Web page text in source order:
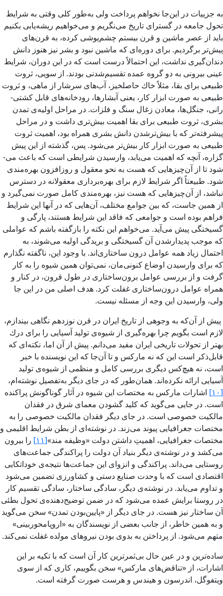
به جزییات در این‌جا نخواهم پرداخت ولی به‌طور کلی وقتی به شرایط
تحول جامعه در گسترای تاریخ می‌­نگریم و می­‌خواهیم ریشه‌یابی بكنیم
باید از عصر ماشین و قرن بیستم چشم­‌پوشی كرده، به قرن‌­های
پیش‌تر برگردیم. برای دوره‌­ای كه ماشین نبود و بشر نیز هنوز دانش
دندان‌­گیری نداشت، این احتمالاً درست است كه در این دوران، شرایط
عینی بیرونی به دو گروه عمده تقسیم­‌شدنی بودند. از سویی، ثروت
طبیعی برای بقا، مثلاً خاك حاصلخیز، آب‌های سرشار از ماهی، و ثروت
طبیعی به صورت ابزار كار، یعنی آبشارها، رودخانه‌­های قابل كشتی‌­
رانی، جنگل­‌ها، معادن زغال سنگ و فلزات. در مراحل اولیه‌­ی تمدن
بشری، ثروت طبیعی برای بقا اهمیت بیش‌تری داشت و در مراحل
پیشرفته‌­تر كه با بیش‌ترشدن دانش بشری همراه بود، اهمیت ثروت
طبیعی به صورت ابزار كار بیش‌تر می­‌شود. پس، گذشته از این پیش­‌
گزاره، آنچه كه اهمیت می‌یابد، وارسیدن شرایطی است كه باعث می‌­
شود تا از آن‌چیز­هایی كه هست به نحو معقول و روزافزون بهر‌ه‌­مندی
شود. طبیعتاً اگر شرایط لازم برای بهره­‌برداری معقولانه در دسترس
نباشد، از آن‌چیزهایی كه هست نیز، بهره‌­مندی كامل صورت نمی­‌گیرد و
از همین جاست، كه بین جوامع مختلف، آن‌هایی كه در آنها این شرایط
فراهم بوده است و جوامعی كه فاقد این شرایط هستند، پارگی و
گسیختگی پیش می­‌آید. می‌­خواهم این نكته را بازگفته باشم كه عواملی
كه موجب پدیدارشدن آن گسیختگی و بریدگی اولیه می‌­شوند، به
احتمال زیاد همه عوامل درون ساختاری‌­اند. با وجود این، ناگفته نگذارم
كه برای وارسیدن اوضاع كنونی‌­مان،‌ نمی‌­توان همین شیوه­ را به كار
گرفت و از بررسی عوامل برون‌­ساختاری در طول قرون، در كنار و
همراه عوامل درون­‌ساختاری غفلت كرد. هدف اصلی من در این جا
ولی، وارسیدن این وجه از مسئله نیست.
پیش از آن‌كه به وجوهی از تاریخ ایران در قرن نوزدهم نگاهی بیندازم،
لازم است بگویم چرا بهره­‌گیری از شیوه­‌ی تولید آسیایی را برای درك
بهتر از تحولات تاریخی ایران مفید می‌­دانم. پیش از آن اما، نكته‌­ای كه
قابل‌ذكر است این كه نه ماركس و تا آن‌جا كه این نویسنده با خبر
است، نه هیچ‌كس دیگری بررسی كامل و منظمی از شیوه­‌ی تولید
آسیایی ارائه نكرده‌­اند. همان‌طور كه در جای دیگر به‌تفصیل نوشته‌­ام،
[۱۰]
اشارات ماركس به مختصات این شیوه در آثار گوناگونش پراكنده
است. در جایی می­‌گوید كه كلید گشودن معمای شرق در فقدان
مالكیت خصوصی است. در جای دیگر فقدان مالكیت خصوصی را به
مختصات جغرافیایی پیوند می‌­زند. در نوشته­‌ای از بطن شرایط اقلیمی و
مختصات جغرافیایی، اهمیتِ داشتن دولت «وظیفه مند»[۱۱]
را بیرون
می­‌كشد و در نوشته­‌­ی دیگر بنیاد آن دولت را پراكندگی جماعت‌­های
روستایی می­‌داند. پراكندگی و انزوای این جماعت­‌ها نتیجه­‌ی خوداتكایی
اقتصادی است كه با وحدت صنایع دستی و كشاورزی تضمین می­‌شود
و تداوم می‌­یابد. در نوشته‌­ی دیگر، سادگی ساختار، سادگی تقسیم كار
در روستا برایش عمده می‌­شود كه در ضمن توضیح‌دهنده­‌ی تحول بطئی
آن ساختار نیز هست. در جای دیگر از «پایین‌­بودن تمدن» سخن­ می­‌گوید
و به همین خاطر، از جانب بعضی از نویسندگان به «اروپامحوربینی»
متهم می‌­شود. از پرداختن به بدوی بودن نیروهای مولده غفلت نمی‌­كند.
ساده­‌ترین و در عین حال بی‌­ثمرترین كار آن است كه با تكیه بر این
اشارات، از «تناقض­‌های ماركس» سخن بگوییم، كاری كه از سوی
ویتفوگل، اندرسون و هیندس و هرست صورت گرفته است.